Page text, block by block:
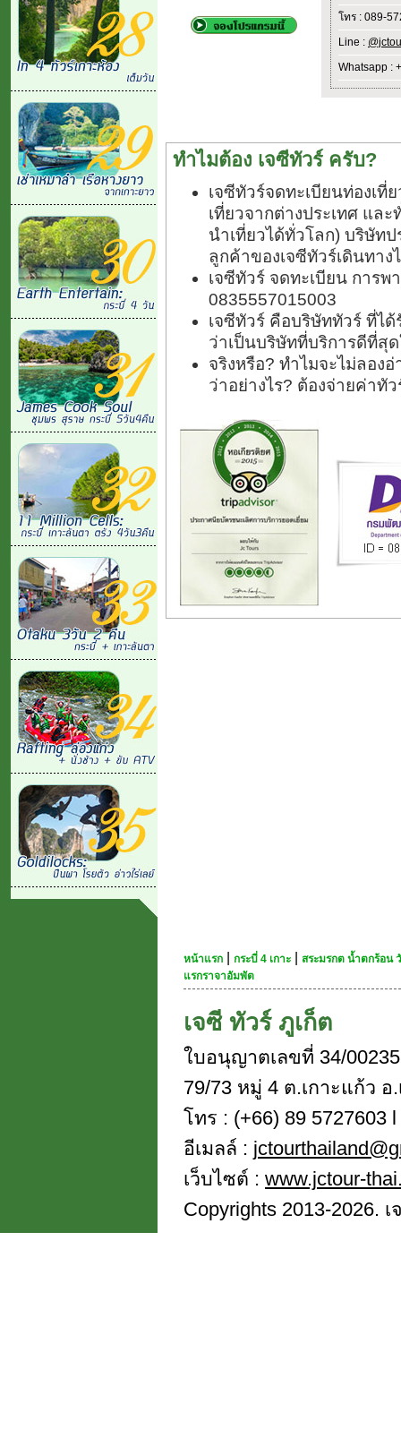
โทร : 089-
Line :
Whatsapp :
ทำไมต้อง เจซีทัวร์ ครับ?
เจซีทัวร์จดทะเบียนท่องเที่
เที่ยวจากต่างประเทศ แล
นำเที่ยวได้ทั่วโลก) บริษัท
ลูกค้าของเจซีทัวร์เดินทาง
เจซีทัวร์ จดทะเบียน การ
0835557015003
เจซีทัวร์ คือบริษัททัวร์ ที่ไ
ว่าเป็นบริษัทที่บริการดีที่สุ
จริงหรือ? ทำไมจะไม่ลอง
ว่าอย่างไร? ต้องจ่ายค่าทั
หน้าแรก กระบี่ 4 เกาะ
สระมรกต น้ำตกร้อน
แรกราจาอัมพัต
เจซี ทัวร์ ภูเก็ต
ใบอนุญาตเลขที่ 34/
79/73 หมู่ 4 ต.เกาะแก้ว อ
โทร : (+66) 89 5727603
อีเมลล์ :
เว็บไซต์ : www.jctour-
Copyrights 2013-2026.